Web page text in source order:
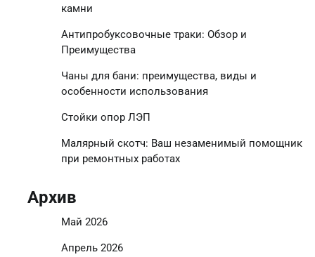
камни
Антипробуксовочные траки: Обзор и
Преимущества
Чаны для бани: преимущества, виды и
особенности использования
Стойки опор ЛЭП
Малярный скотч: Ваш незаменимый помощник
при ремонтных работах
Архив
Май 2026
Апрель 2026